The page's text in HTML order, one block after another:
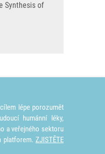
Synthesis of
lépe porozumět
humánní léky,
a veřejného sektoru
platforem. ZJISTĚTE